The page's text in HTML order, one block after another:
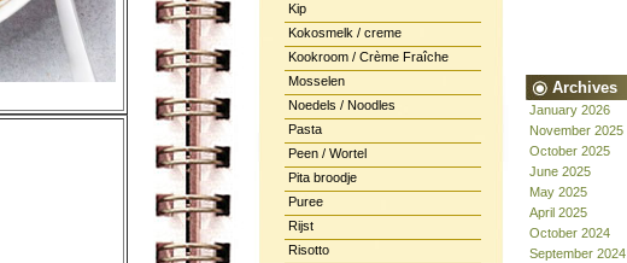
Kip
Kokosmelk / creme
Kookroom / Crème Fraîche
Mosselen
Noedels / Noodles
Pasta
Peen / Wortel
Pita broodje
Puree
Rijst
Risotto
Archives
January 2026
November 2025
October 2025
June 2025
May 2025
April 2025
October 2024
September 2024